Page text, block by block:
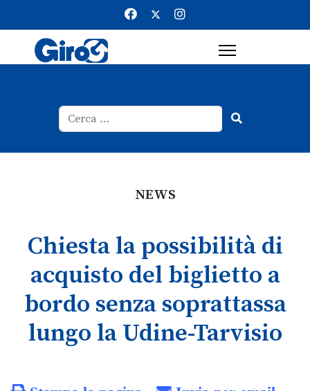
NEWS
Chiesta la possibilità di
acquisto del biglietto a
bordo senza soprattassa
lungo la Udine-Tarvisio